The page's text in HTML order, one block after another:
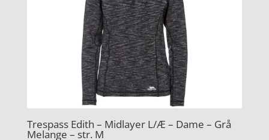
Trespass Edith – Midlayer L/Æ – Dame – Grå
Melange – str. M